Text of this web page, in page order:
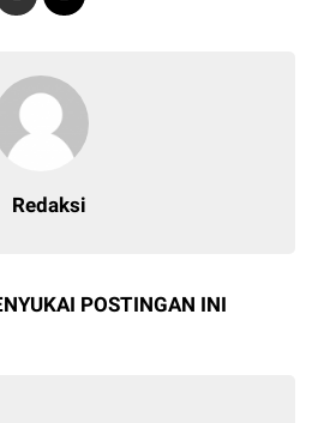
Redaksi
POSTINGAN INI